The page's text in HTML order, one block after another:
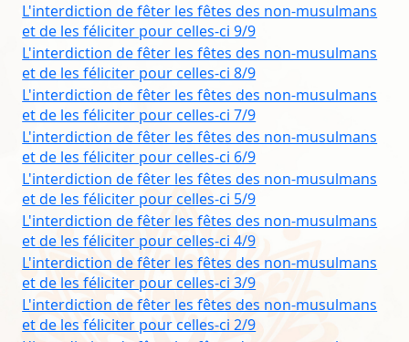
L'interdiction de fêter les fêtes des non-musulmans
et de les féliciter pour celles-ci 9/9
L'interdiction de fêter les fêtes des non-musulmans
et de les féliciter pour celles-ci 8/9
L'interdiction de fêter les fêtes des non-musulmans
et de les féliciter pour celles-ci 7/9
L'interdiction de fêter les fêtes des non-musulmans
et de les féliciter pour celles-ci 6/9
L'interdiction de fêter les fêtes des non-musulmans
et de les féliciter pour celles-ci 5/9
L'interdiction de fêter les fêtes des non-musulmans
et de les féliciter pour celles-ci 4/9
L'interdiction de fêter les fêtes des non-musulmans
et de les féliciter pour celles-ci 3/9
L'interdiction de fêter les fêtes des non-musulmans
et de les féliciter pour celles-ci 2/9